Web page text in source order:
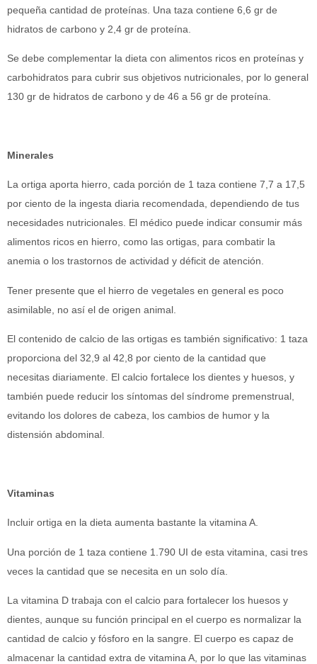
pequeña cantidad de proteínas. Una taza contiene 6,6 gr de
hidratos de carbono y 2,4 gr de proteína.
Se debe complementar la dieta con alimentos ricos en proteínas y
carbohidratos para cubrir sus objetivos nutricionales, por lo general
130 gr de hidratos de carbono y de 46 a 56 gr de proteína.
Minerales
La ortiga aporta hierro, cada porción de 1 taza contiene 7,7 a 17,5
por ciento de la ingesta diaria recomendada, dependiendo de tus
necesidades nutricionales. El médico puede indicar consumir más
alimentos ricos en hierro, como las ortigas, para combatir la
anemia o los trastornos de actividad y déficit de atención.
Tener presente que el hierro de vegetales en general es poco
asimilable, no así el de origen animal.
El contenido de calcio de las ortigas es también significativo: 1 taza
proporciona del 32,9 al 42,8 por ciento de la cantidad que
necesitas diariamente. El calcio fortalece los dientes y huesos, y
también puede reducir los síntomas del síndrome premenstrual,
evitando los dolores de cabeza, los cambios de humor y la
distensión abdominal.
Vitaminas
Incluir ortiga en la dieta aumenta bastante la vitamina A.
Una porción de 1 taza contiene 1.790 UI de esta vitamina, casi tres
veces la cantidad que se necesita en un solo día.
La vitamina D trabaja con el calcio para fortalecer los huesos y
dientes, aunque su función principal en el cuerpo es normalizar la
cantidad de calcio y fósforo en la sangre. El cuerpo es capaz de
almacenar la cantidad extra de vitamina A, por lo que las vitaminas